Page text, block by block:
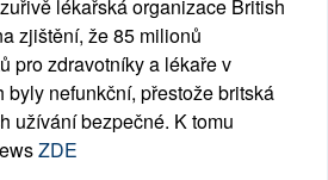
lékařská organizace British
zjištění, že 85 milionů
pro zdravotníky a lékaře v
nefunkční, přestože britská
užívání bezpečné. K tomu
ZDE